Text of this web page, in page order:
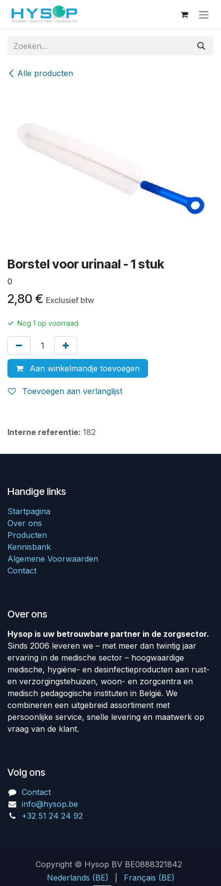
Overslaan naar inhoud
Alle producten
Borstel voor urinaal - 1 stuk
0
2,80 € Exclusief btw
✓ Nog 1 op voorraad
Aan winkelmandje toevoegen
Toevoegen aan verlanglijst
Interne referentie: 182
Handige links
Startpagina
Over ons
Producten
Kennisbank
Algemene Voorwaarden
Contact
Over ons
Hysop is uw betrouwbare partner in de zorgsector.
Sinds 2006 leveren we – met meer dan twintig jaar
ervaring in de medische sector – hoogwaardige
medische, hygiëne- en desinfectieproducten aan rust-
en verzorgingstehuizen, woon- en zorgcentra en
medisch pedagogische instituten in België. We
combineren een uitgebreid assortiment met
persoonlijke service, snelle levering en maatwerk op
vraag van de klant.
Volg ons
Contact
info@hysop.be
+32 51 24 24 92
Copyright © Hysop BV BE0888321842
Nederlands (BE)
Français (BE)